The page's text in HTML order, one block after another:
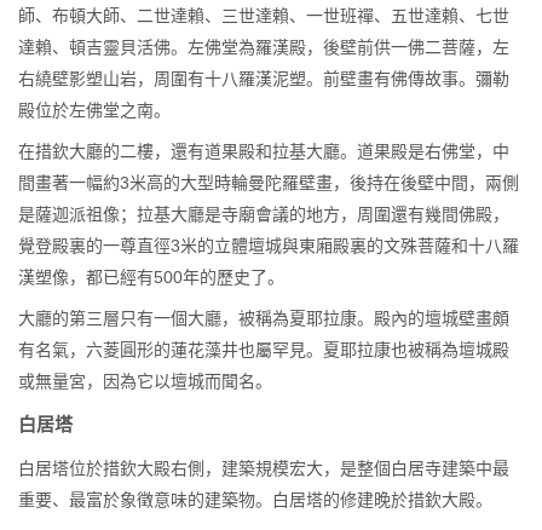
師、布頓大師、二世達賴、三世達賴、一世班禪、五世達賴、七世
達賴、頓吉靈貝活佛。左佛堂為羅漢殿，後壁前供一佛二菩薩，左
右繞壁影塑山岩，周圍有十八羅漢泥塑。前壁畫有佛傳故事。彌勒
殿位於左佛堂之南。
在措欽大廳的二樓，還有道果殿和拉基大廳。道果殿是右佛堂，中
間畫著一幅約3米高的大型時輪曼陀羅壁畫，後持在後壁中間，兩側
是薩迦派祖像；拉基大廳是寺廟會議的地方，周圍還有幾間佛殿，
覺登殿裏的一尊直徑3米的立體壇城與東廂殿裏的文殊菩薩和十八羅
漢塑像，都已經有500年的歷史了。
大廳的第三層只有一個大廳，被稱為夏耶拉康。殿內的壇城壁畫頗
有名氣，六菱圓形的蓮花藻井也屬罕見。夏耶拉康也被稱為壇城殿
或無量宮，因為它以壇城而聞名。
白居塔
白居塔位於措欽大殿右側，建築規模宏大，是整個白居寺建築中最
重要、最富於象徵意味的建築物。白居塔的修建晚於措欽大殿。